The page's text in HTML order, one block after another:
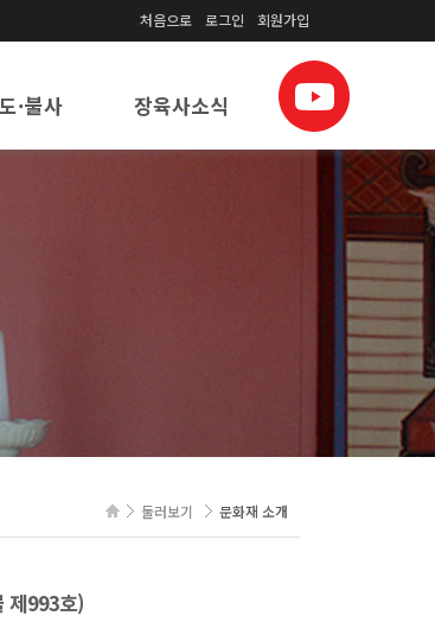
처음으로 로그인 회원가입
·불사 장육사소식
둘러보기 문화재 소개
제993호)